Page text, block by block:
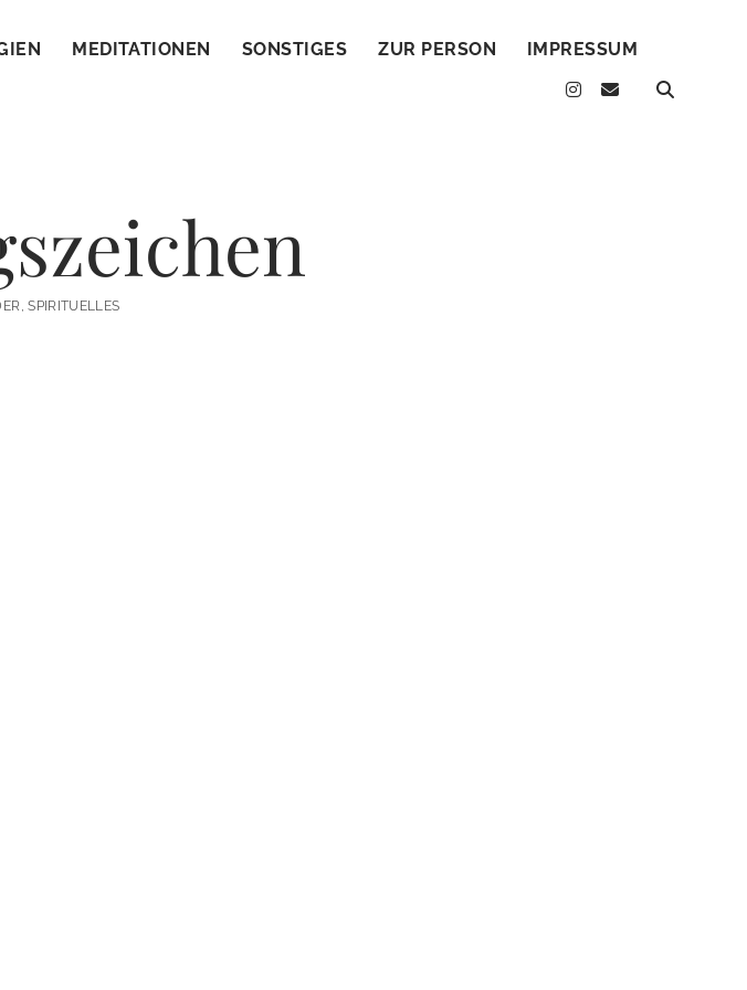
MEDITATIONEN SONSTIGES ZUR PERSON
IMPRESSUM
instagram
email
SPIRITUELLES